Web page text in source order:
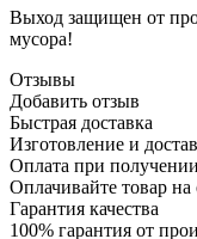
Выход защищен от
мусора!
Отзывы
Добавить отзыв
Быстрая доставка
Изготовление и
Оплата при получении
Оплачивайте товар на
Гарантия качества
100% гарантия от